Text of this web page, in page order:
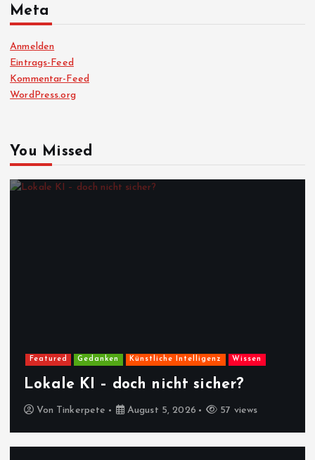
Meta
Anmelden
Eintrags-Feed
Kommentar-Feed
WordPress.org
You Missed
Featured Gedanken Künstliche Intelligenz Wissen
Lokale KI – doch nicht sicher?
Von Tinkerpete August 5, 2026 57 views